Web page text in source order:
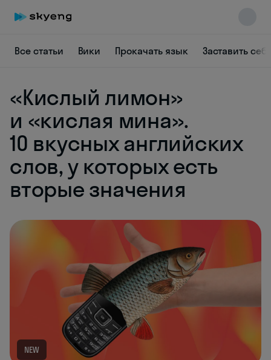
Все статьи Вики Прокачать язык Заставить
«Кислый лимон»
и «кислая мина».
10 вкусных английских
слов, у которых есть
вторые значения
NEW
Skyeng Chat
online